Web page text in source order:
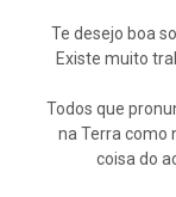
Te desejo boa
Existe muito
Todos que
na Terra como
coisa do